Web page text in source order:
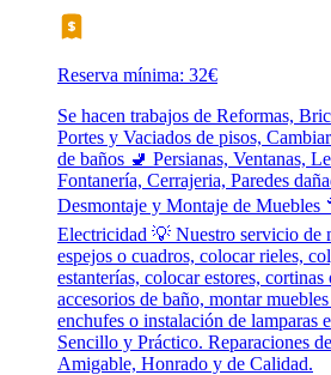
Reserva mínima: 32€
Se hacen trabajos de Reformas,
Portes y Vaciados de pisos,
de baños 🚽 Persianas, Ventanas,
Fontanería, Cerrajeria, Paredes
Desmontaje y Montaje de Muebles
Electricidad 💡 Nuestro servicio de
espejos o cuadros, colocar rieles,
estanterías, colocar estores,
accesorios de baño, montar
enchufes o instalación de lamparas
Sencillo y Práctico. Reparaciones
Amigable, Honrado y de Calidad.